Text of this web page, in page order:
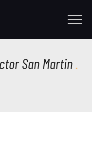
San Martin